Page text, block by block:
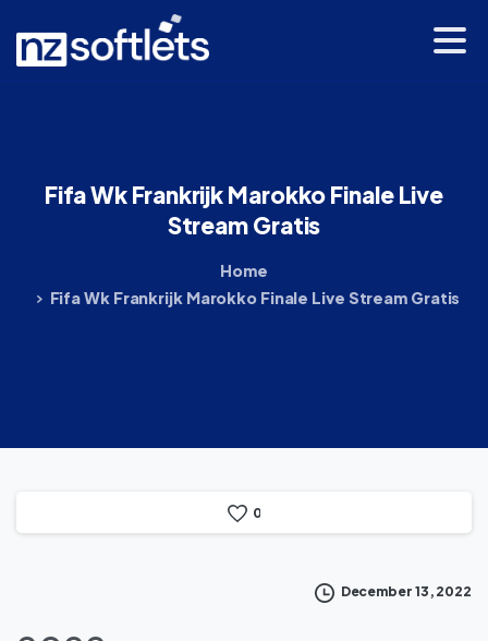
FifaWkFrankrijkMarokkoFinaleLive
StreamGratis
Home
Fifa Wk Frankrijk Marokko Finale Live Stream Gratis
0
December 13, 2022